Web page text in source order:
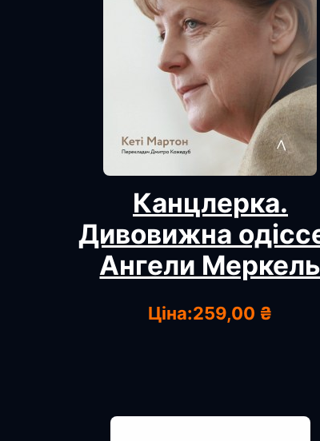
Канцлерка.
Дивовижна
Ангели Меркель
Ціна:259,00 ₴